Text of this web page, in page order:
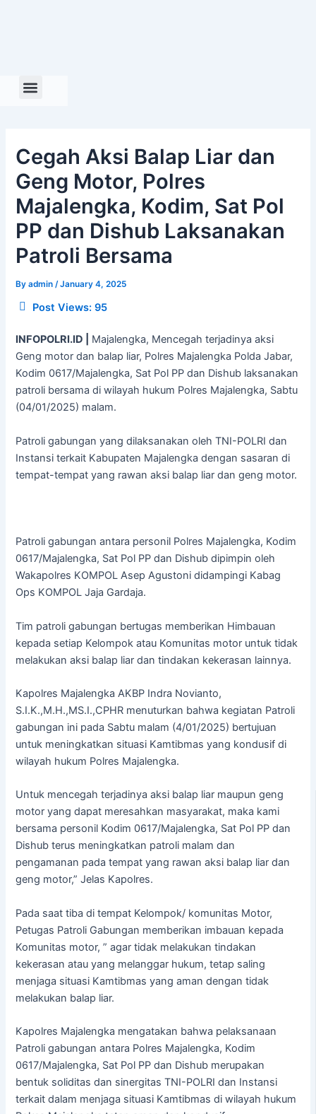
Cegah Aksi Balap Liar dan
Geng Motor, Polres
Majalengka, Kodim, Sat Pol
PP dan Dishub Laksanakan
Patroli Bersama
Byadmin /January 4, 2025
Post Views: 95
INFOPOLRI.ID |
Majalengka, Mencegah terjadinya aksi
Geng motor dan balap liar, Polres Majalengka Polda Jabar,
Kodim 0617/Majalengka, Sat Pol PP dan Dishub laksanakan
patroli bersama di wilayah hukum Polres Majalengka, Sabtu
(04/01/2025) malam.
Patroli gabungan yang dilaksanakan oleh TNI-POLRI dan
Instansi terkait Kabupaten Majalengka dengan sasaran di
tempat-tempat yang rawan aksi balap liar dan geng motor.
Patroli gabungan antara personil Polres Majalengka, Kodim
0617/Majalengka, Sat Pol PP dan Dishub dipimpin oleh
Wakapolres KOMPOL Asep Agustoni didampingi Kabag
Ops KOMPOL Jaja Gardaja.
Tim patroli gabungan bertugas memberikan Himbauan
kepada setiap Kelompok atau Komunitas motor untuk tidak
melakukan aksi balap liar dan tindakan kekerasan lainnya.
Kapolres Majalengka AKBP Indra Novianto,
S.I.K.,M.H.,MS.I.,CPHR menuturkan bahwa kegiatan Patroli
gabungan ini pada Sabtu malam (4/01/2025) bertujuan
untuk meningkatkan situasi Kamtibmas yang kondusif di
wilayah hukum Polres Majalengka.
Untuk mencegah terjadinya aksi balap liar maupun geng
motor yang dapat meresahkan masyarakat, maka kami
bersama personil Kodim 0617/Majalengka, Sat Pol PP dan
Dishub terus meningkatkan patroli malam dan
pengamanan pada tempat yang rawan aksi balap liar dan
geng motor,” Jelas Kapolres.
Pada saat tiba di tempat Kelompok/ komunitas Motor,
Petugas Patroli Gabungan memberikan imbauan kepada
Komunitas motor, ” agar tidak melakukan tindakan
kekerasan atau yang melanggar hukum, tetap saling
menjaga situasi Kamtibmas yang aman dengan tidak
melakukan balap liar.
Kapolres Majalengka mengatakan bahwa pelaksanaan
Patroli gabungan antara Polres Majalengka, Kodim
0617/Majalengka, Sat Pol PP dan Dishub merupakan
bentuk soliditas dan sinergitas TNI-POLRI dan Instansi
terkait dalam menjaga situasi Kamtibmas di wilayah hukum